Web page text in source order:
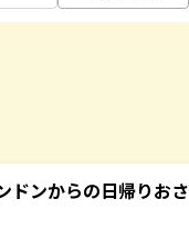
ドンからの日帰りおさ